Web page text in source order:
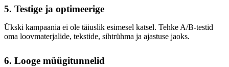
5. Testige ja optimeerige
Ükski kampaania ei ole täiuslik esimesel katsel. Tehke A/B-testid
oma loovmaterjalide, tekstide, sihtrühma ja ajastuse jaoks.
6. Looge müügitunnelid